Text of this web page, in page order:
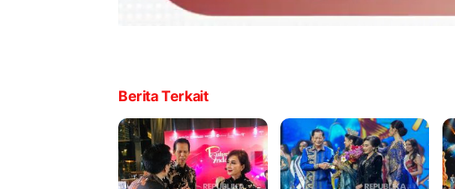
Berita Terkait